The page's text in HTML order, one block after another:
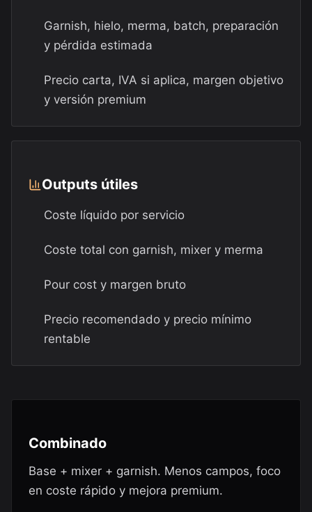
Garnish, hielo, merma, batch, preparación
y pérdida estimada
Precio carta, IVA si aplica, margen objetivo
y versión premium
Outputs útiles
Coste líquido por servicio
Coste total con garnish, mixer y merma
Pour cost y margen bruto
Precio recomendado y precio mínimo
rentable
Combinado
Base + mixer + garnish. Menos campos, foco
en coste rápido y mejora premium.